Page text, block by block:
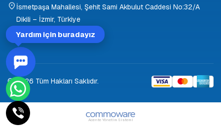
İsmetpaşa Mahallesi, Şehit Sami Akbulut Caddesi No:32/A
Dikili – İzmir, Türkiye
© 2026 Tüm Hakları Saklıdır.
Acente Yönetim Sistemi
Yardım için buradayız